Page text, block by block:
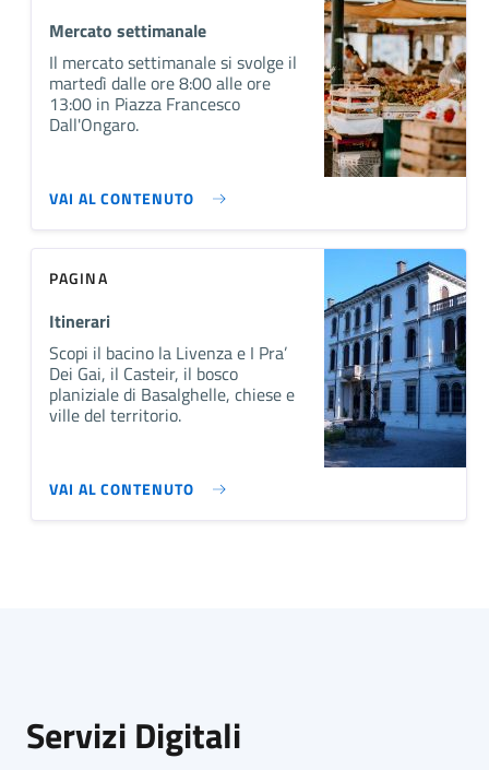
Mercato settimanale
Il mercato settimanale si svolge il
martedì dalle ore 8:00 alle ore
13:00 in Piazza Francesco
Dall'Ongaro.
VAI AL CONTENUTO
PAGINA
Itinerari
Scopi il bacino la Livenza e I Pra’
Dei Gai, il Casteir, il bosco
planiziale di Basalghelle, chiese e
ville del territorio.
VAI AL CONTENUTO
Servizi Digitali